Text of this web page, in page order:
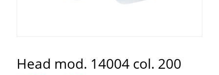
Head mod. 14004 col. 200